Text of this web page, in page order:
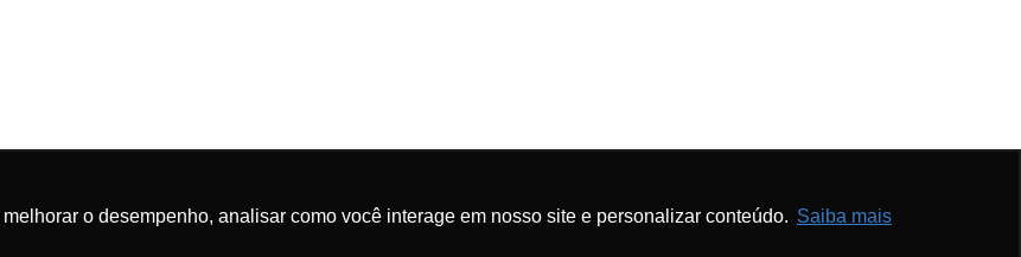
o desempenho, analisar como você interage em nosso site e personalizar conteúdo. Saiba mais
o desempenho, analisar como você interage em nosso site e personalizar conteúdo. Saiba mais